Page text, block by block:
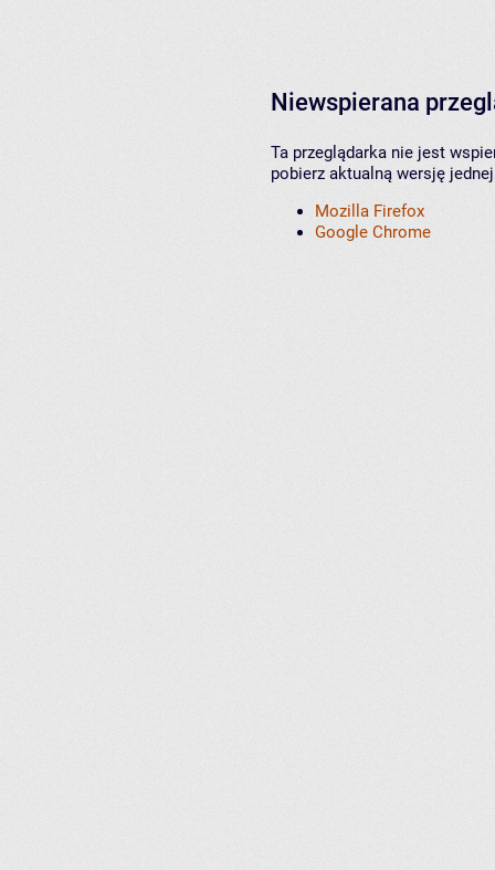
Niewspierana
Ta przeglądarka nie jest
pobierz aktualną wersję
Mozilla Firefox
Google Chrome